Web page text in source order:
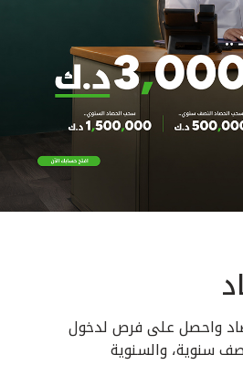
واحصل على فرص لدخول
سنوية، والسنوية